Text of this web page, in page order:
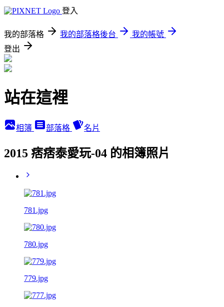
登入
我的部落格 我的部落格後台
我的帳號
登出
站在這裡
相簿 部落格 名片
2015 痞痞泰愛玩-04 的相簿照片
781.jpg
780.jpg
779.jpg